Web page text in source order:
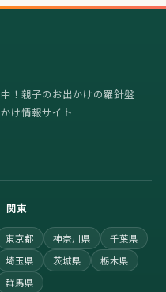
！親子のお出かけの羅針盤
け情報サイト
関東
東京都 神奈川県
千葉県
埼玉県
茨城県
栃木県
群馬県